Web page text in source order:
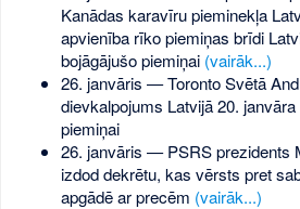
Kanādas karavīru pieminekļa
apvienība rīko piemiņas brīdi
bojāgājušo piemiņai (vairāk...)
26. janvāris — Toronto Svētā
dievkalpojums Latvijā 20.
piemiņai
26. janvāris — PSRS prezidents
izdod dekrētu, kas vērsts pret
apgādē ar precēm (vairāk...)